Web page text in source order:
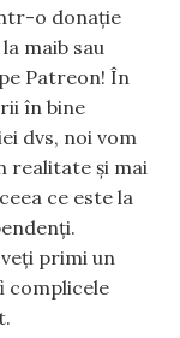
o donație
maib sau
Patreon! În
în bine
dvs, noi vom
realitate și mai
ce este la
primi un
complicele